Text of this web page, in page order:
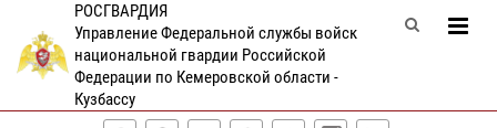
РОСГВАРДИЯ
Управление Федеральной службы войск
национальной гвардии Российской
Федерации по Кемеровской области -
Кузбассу